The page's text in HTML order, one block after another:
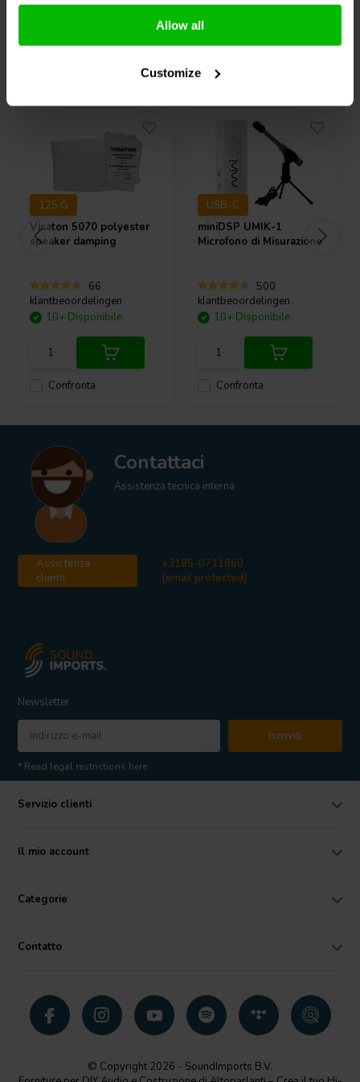
Allow all
Customize
125 G
Visaton 5070 polyester
speaker damping
66
klantbeoordelingen
Confronta
10+ Disponibile
USB-C
miniDSP UMIK-1
Microfono di Misurazione
500
klantbeoordelingen
Confronta
10+ Disponibile
Contattaci
Assistenza tecnica interna
Assistenza
clienti
+3185-0711860
[email protected]
Newsletter
Iscriviti
* Read legal restrictions here
Servizio clienti
Il mio account
Categorie
Contatto
© Copyright 2026 - SoundImports B.V.